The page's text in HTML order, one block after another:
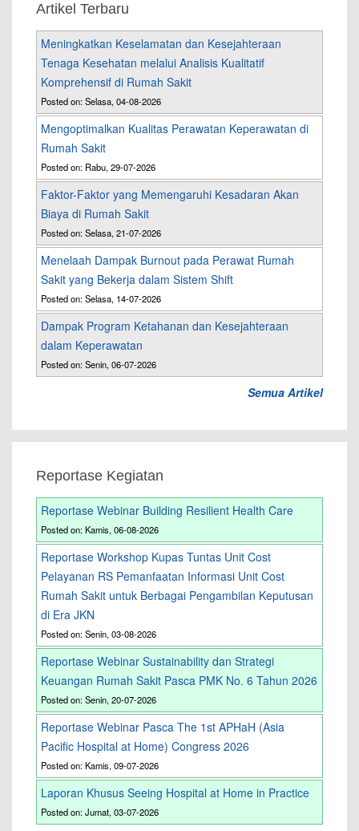
Artikel Terbaru
Meningkatkan Keselamatan dan Kesejahteraan
Tenaga Kesehatan melalui Analisis Kualitatif
Komprehensif di Rumah Sakit
Posted on: Selasa, 04-08-2026
Mengoptimalkan Kualitas Perawatan Keperawatan di
Rumah Sakit
Posted on: Rabu, 29-07-2026
Faktor-Faktor yang Memengaruhi Kesadaran Akan
Biaya di Rumah Sakit
Posted on: Selasa, 21-07-2026
Menelaah Dampak Burnout pada Perawat Rumah
Sakit yang Bekerja dalam Sistem Shift
Posted on: Selasa, 14-07-2026
Dampak Program Ketahanan dan Kesejahteraan
dalam Keperawatan
Posted on: Senin, 06-07-2026
Semua Artikel
Reportase Kegiatan
Reportase Webinar Building Resilient Health Care
Posted on: Kamis, 06-08-2026
Reportase Workshop Kupas Tuntas Unit Cost
Pelayanan RS Pemanfaatan Informasi Unit Cost
Rumah Sakit untuk Berbagai Pengambilan Keputusan
di Era JKN
Posted on: Senin, 03-08-2026
Reportase Webinar Sustainability dan Strategi
Keuangan Rumah Sakit Pasca PMK No. 6 Tahun 2026
Posted on: Senin, 20-07-2026
Reportase Webinar Pasca The 1st APHaH (Asia
Pacific Hospital at Home) Congress 2026
Posted on: Kamis, 09-07-2026
Laporan Khusus Seeing Hospital at Home in Practice
Posted on: Jumat, 03-07-2026